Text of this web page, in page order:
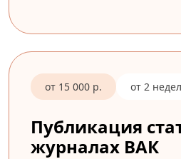
от 15 000 р. от 2
Публикация
журналах ВАК